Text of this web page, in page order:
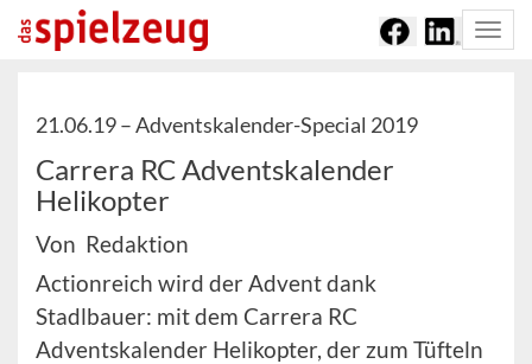
21.06.19 –Adventskalender-Special 2019
Carrera RC Adventskalender
Helikopter
Von Redaktion
Actionreich wird der Advent dank
Stadlbauer: mit dem Carrera RC
Adventskalender Helikopter, der zum Tüfteln